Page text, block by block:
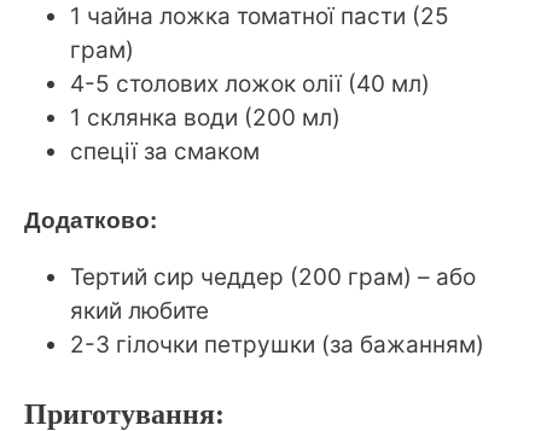
1 чайна ложка томатної пасти (25
грам)
4-5 столових ложок олії (40 мл)
1 склянка води (200 мл)
спеції за смаком
Додатково:
Тертий сир чеддер (200 грам) – або
який любите
2-3 гілочки петрушки (за бажанням)
Приготування: